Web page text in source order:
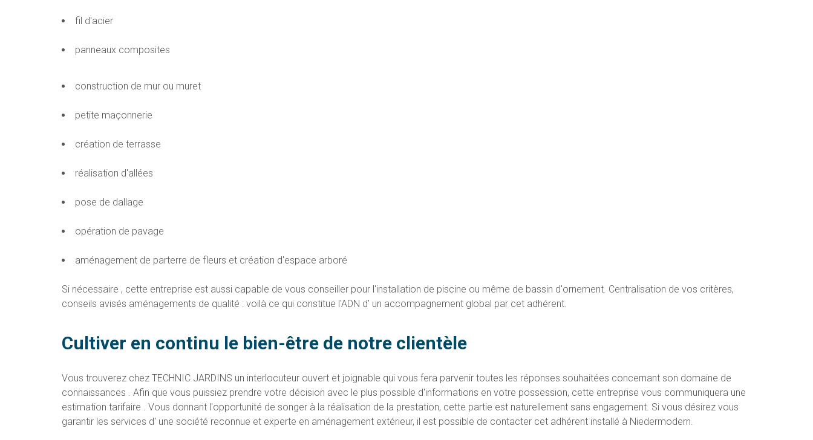
fil d'acier
panneaux composites
construction de mur ou muret
petite maçonnerie
création de terrasse
réalisation d'allées
pose de dallage
opération de pavage
aménagement de parterre de fleurs et création d'espace arboré
Si nécessaire , cette entreprise est aussi capable de vous conseiller pour l'installation de piscine ou même de bassin d'ornement. Centralisation de vos critères,
conseils avisés aménagements de qualité : voilà ce qui constitue l'ADN d' un accompagnement global par cet adhérent.
Cultiver en continu le bien-être de notre clientèle
Vous trouverez chez TECHNIC JARDINS un interlocuteur ouvert et joignable qui vous fera parvenir toutes les réponses souhaitées concernant son domaine de
connaissances . Afin que vous puissiez prendre votre décision avec le plus possible d'informations en votre possession, cette entreprise vous communiquera une
estimation tarifaire . Vous donnant l'opportunité de songer à la réalisation de la prestation, cette partie est naturellement sans engagement. Si vous désirez vous
garantir les services d' une société reconnue et experte en aménagement extérieur, il est possible de contacter cet adhérent installé à Niedermodern.